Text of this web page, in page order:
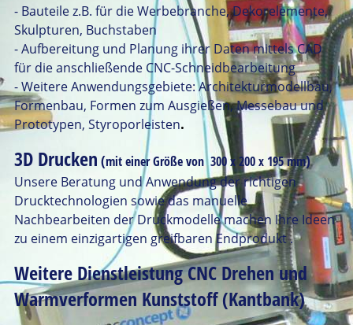
- Bauteile z.B. für die Werbebranche, Dekorelemente,
Skulpturen, Buchstaben
- Aufbereitung und Planung ihrer Daten mittels CAD
für die anschließende CNC-Schneidbearbeitung
- Weitere Anwendungsgebiete: Architekturmodellbau,
Formenbau, Formen zum Ausgießen, Messebau und
Prototypen, Styroporleisten.
3D Drucken (mit einer Größe von 300 x 200 x 195 mm)
Unsere Beratung und Anwendung der richtigen
Drucktechnologien sowie das manuelle
Nachbearbeiten der Druckmodelle machen Ihre Ideen
zu einem einzigartigen greifbaren Endprodukt .
Weitere DienstleistungCNC Drehenund
Warmverformen Kunststoff(Kantbank)